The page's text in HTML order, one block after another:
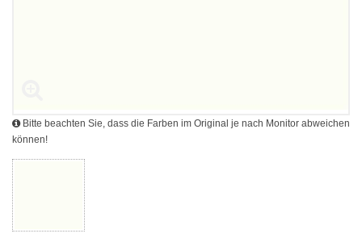
Bitte beachten Sie, dass die Farben im Original je nach Monitor abweichen
können!